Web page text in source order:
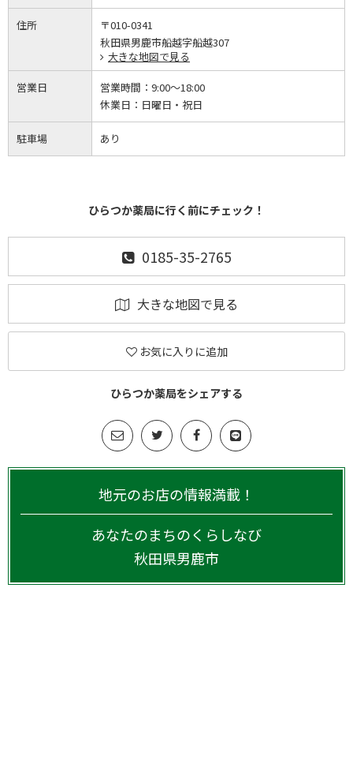
住所
〒010-0341
秋田県男鹿市船越字船越307
大きな地図で見る
営業日 営業時間： 9:00～18:00
休業日： 日曜日・祝日
駐車場 あり
ひらつか薬局に行く前にチェック！
0185-35-2765
大きな地図で見る
お気に入りに追加
ひらつか薬局をシェアする
地元のお店の情報満載！
あなたのまちのくらしなび
秋田県男鹿市